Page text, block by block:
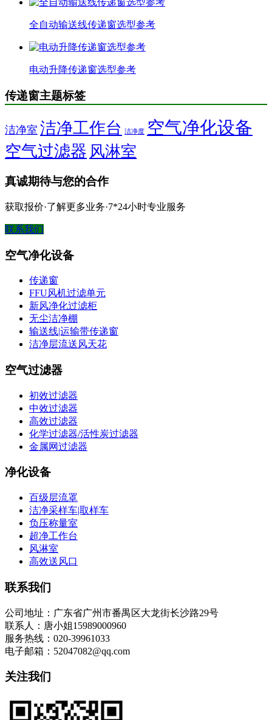
全自动输送线传递窗选型参考
电动升降传递窗选型参考
传递窗主题标签
洁净室 洁净工作台 洁净度 空气净化设备
空气过滤器 风淋室
真诚期待与您的合作
获取报价·了解更多业务·7*24小时专业服务
联系我们
空气净化设备
传递窗
FFU风机过滤单元
新风净化过滤柜
无尘洁净棚
输送线|运输带传递窗
洁净层流送风天花
空气过滤器
初效过滤器
中效过滤器
高效过滤器
化学过滤器/活性炭过滤器
金属网过滤器
净化设备
百级层流罩
洁净采样车|取样车
负压称量室
超净工作台
风淋室
高效送风口
联系我们
公司地址：广东省广州市番禺区大龙街长沙路29号
联系人：唐小姐15989000960
服务热线：020-39961033
电子邮箱：52047082@qq.com
关注我们